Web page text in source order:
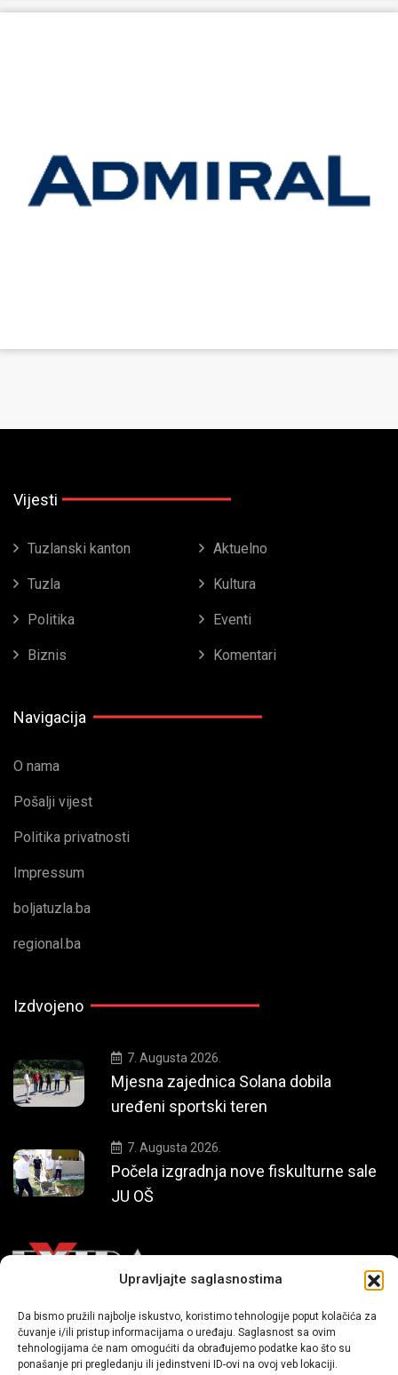
Upravljajte saglasnostima
Da bismo pružili najbolje iskustvo, koristimo tehnologije poput kolačića za
čuvanje i/ili pristup informacijama o uređaju. Saglasnost sa ovim
tehnologijama će nam omogućiti da obrađujemo podatke kao što su
ponašanje pri pregledanju ili jedinstveni ID-ovi na ovoj veb lokaciji.
Vijesti
Tuzlanski kanton Aktuelno
Tuzla Kultura
Politika Eventi
Biznis Komentari
Navigacija
O nama
Pošalji vijest
Politika privatnosti
Impressum
boljatuzla.ba
regional.ba
Izdvojeno
7. Augusta 2026.
Mjesna zajednica Solana dobila
uređeni sportski teren
7. Augusta 2026.
Počela izgradnja nove fiskulturne sale
JU OŠ
Mi smo moderni portal zabavnog karaktera koji donosi vijesti i
priče iz života, svijeta showbiza, lifestyle-a i popularne kulture.